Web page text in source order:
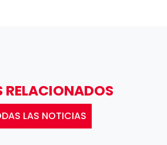
RELACIONADOS
LAS NOTICIAS